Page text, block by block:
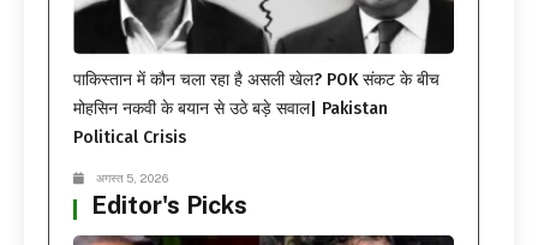
पाकिस्तान में कौन चला रहा है असली खेल? POK संकट के बीच
मोहसिन नकवी के बयान से उठे बड़े सवाल| Pakistan
Political Crisis
अगस्त 5, 2026
Editor's Picks